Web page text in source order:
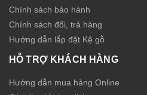
Chính sách bảo hành
Chính sách đổi, trả hàng
Hướng dẫn lắp đặt Kệ gỗ
HỖ TRỢ KHÁCH HÀNG
Hướng dẫn mua hàng Online